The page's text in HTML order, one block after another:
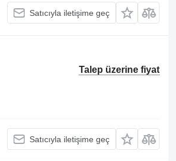
Satıcıyla iletişime geç
Talep üzerine fiyat
Satıcıyla iletişime geç